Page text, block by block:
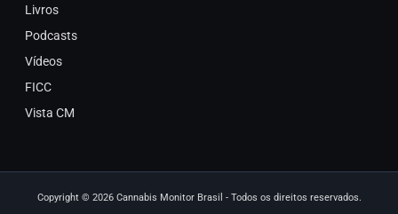
Livros
Podcasts
Vídeos
FICC
Vista CM
Copyright © 2026 Cannabis Monitor Brasil - Todos os direitos reservados.